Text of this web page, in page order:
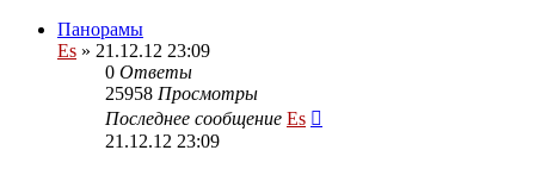
Панорамы
Es » 21.12.12 23:09
0 Ответы
25958 Просмотры
Последнее сообщение Es
21.12.12 23:09